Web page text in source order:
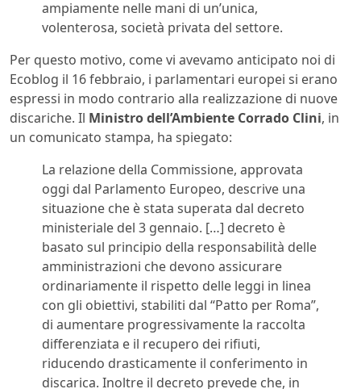
ampiamente nelle mani di un’unica,
volenterosa, società privata del settore.
Per questo motivo, come vi avevamo anticipato noi di
Ecoblog il 16 febbraio, i parlamentari europei si erano
espressi in modo contrario alla realizzazione di nuove
discariche. Il Ministro dell’Ambiente Corrado Clini, in
un comunicato stampa, ha spiegato:
La relazione della Commissione, approvata
oggi dal Parlamento Europeo, descrive una
situazione che è stata superata dal decreto
ministeriale del 3 gennaio. […] decreto è
basato sul principio della responsabilità delle
amministrazioni che devono assicurare
ordinariamente il rispetto delle leggi in linea
con gli obiettivi, stabiliti dal “Patto per Roma”,
di aumentare progressivamente la raccolta
differenziata e il recupero dei rifiuti,
riducendo drasticamente il conferimento in
discarica. Inoltre il decreto prevede che, in